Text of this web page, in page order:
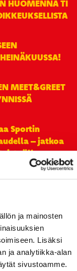
ja mainosten
Lisäksi
ja analytiikka-alan
sivustoamme.
HUOMENNA TI
MEET&GREET
Sportin
– jatkoa
- näe